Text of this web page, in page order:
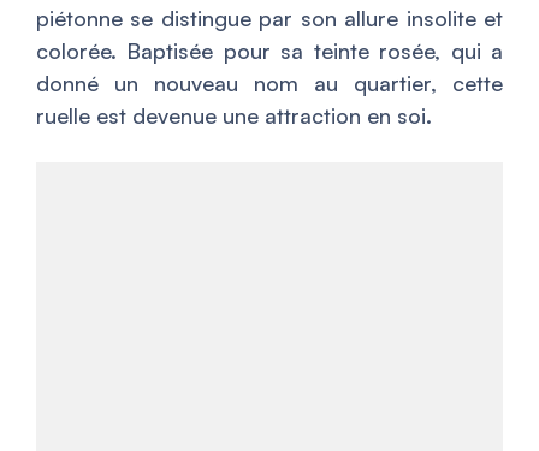
piétonne se distingue par son allure insolite et
colorée. Baptisée pour sa teinte rosée, qui a
donné un nouveau nom au quartier, cette
ruelle est devenue une attraction en soi.